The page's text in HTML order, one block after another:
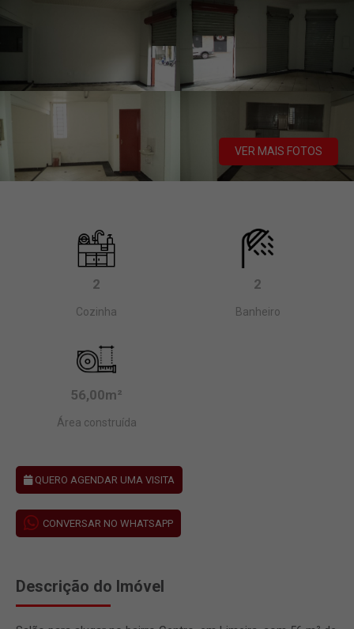
VER MAIS FOTOS
2
Cozinha
2
Banheiro
56,00m²
Área construída
QUERO AGENDAR UMA VISITA
CONVERSAR NO WHATSAPP
Descrição do Imóvel